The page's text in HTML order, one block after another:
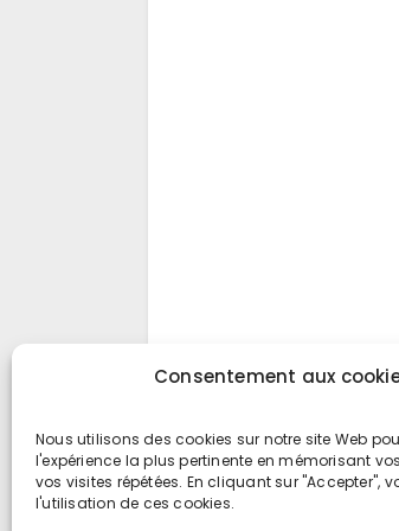
Consentement aux
Nous utilisons des cookies sur notre site Web
l'expérience la plus pertinente en mémorisant
vos visites répétées. En cliquant sur "Accepter",
l'utilisation de ces cookies.